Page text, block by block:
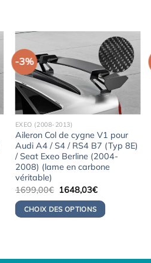
-3%
EXEO (2008-2013)
Aileron Col de cygne V1 pour
Audi A4 / S4 / RS4 B7 (Typ 8E)
/ Seat Exeo Berline (2004-
2008) (lame en carbone
véritable)
1699,00€ Le
initial
était :
1648,03€Le
actuel
est :
CHOIX DES OPTIONS